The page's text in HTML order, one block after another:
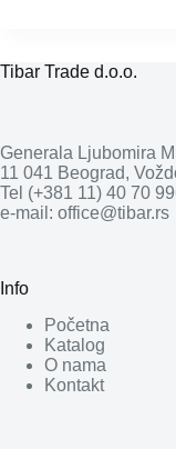
Tibar Trade d.o.o.
Generala Ljubomira
11 041 Beograd,
Tel (+381 11) 40 70
e-mail: office@tibar.rs
Info
Početna
Katalog
O nama
Kontakt